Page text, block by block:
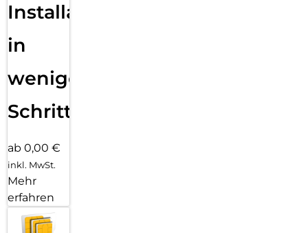
Installation
in
wenigen
Schritten
ab 0,00 €
inkl. MwSt.
Mehr
erfahren